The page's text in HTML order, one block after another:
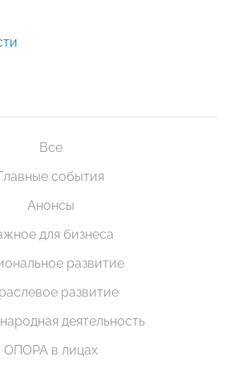
Все
события
Анонсы
для бизнеса
развитие
развитие
деятельность
ОПОРА в лицах